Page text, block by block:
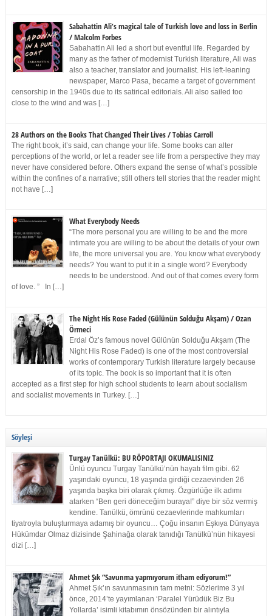
Sabahattin Ali’s magical tale of Turkish love and loss in Berlin
/ Malcolm Forbes
Sabahattin Ali led a short but eventful life. Regarded by
many as the father of modernist Turkish literature, Ali was
also a teacher, translator and journalist. His left-leaning
newspaper, Marco Pasa, became a target of government
censorship in the 1940s due to its satirical editorials. Ali also sailed too
close to the wind and was […]
28 Authors on the Books That Changed Their Lives / Tobias Carroll
The right book, it’s said, can change your life. Some books can alter
perceptions of the world, or let a reader see life from a perspective they may
never have considered before. Others expand the sense of what’s possible
within the confines of a narrative; still others tell stories that the reader might
not have […]
What Everybody Needs
“The more personal you are willing to be and the more
intimate you are willing to be about the details of your own
life, the more universal you are. You know what everybody
needs? You want to put it in a single word? Everybody
needs to be understood. And out of that comes every form
of love. ” In […]
The Night His Rose Faded (Gülünün Solduğu Akşam) / Ozan
Örmeci
Erdal Öz’s famous novel Gülünün Solduğu Akşam (The
Night His Rose Faded) is one of the most controversial
works of contemporary Turkish literature largely because
of its topic. The book is so important that it is often
accepted as a first step for high school students to learn about socialism
and socialist movements in Turkey. […]
Söyleşi
Turgay Tanülkü: BU RÖPORTAJI OKUMALISINIZ
Ünlü oyuncu Turgay Tanülkü’nün hayatı film gibi. 62
yaşındaki oyuncu, 18 yaşında girdiği cezaevinden 26
yaşında başka biri olarak çıkmış. Özgürlüğe ilk adımı
atarken “Ben geri döneceğim buraya!” diye bir söz vermiş
kendine. Tanülkü, ömrünü cezaevlerinde mahkumları
tiyatroyla buluşturmaya adamış bir oyuncu… Çoğu insanın Eşkıya Dünyaya
Hükümdar Olmaz dizisinde Şahinağa olarak tanıdığı Tanülkü’nün hikayesi
dizi […]
Ahmet Şık “Savunma yapmıyorum itham ediyorum!”
Ahmet Şık’ın savunmasının tam metni: Sözlerime 3 yıl
önce, 2014’te yayımlanan ‘Paralel Yürüdük Biz Bu
Yollarda’ isimli kitabımın önsözünden bir alıntıyla